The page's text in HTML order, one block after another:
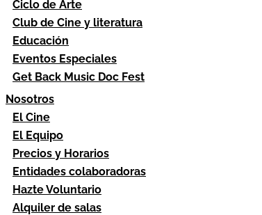
Ciclo de Arte
Club de Cine y literatura
Educación
Eventos Especiales
Get Back Music Doc Fest
Nosotros
El Cine
El Equipo
Precios y Horarios
Entidades colaboradoras
Hazte Voluntario
Alquiler de salas